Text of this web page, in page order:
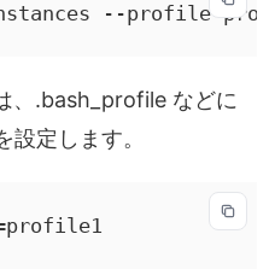
--profile
、.bash_profile などに
設定します。